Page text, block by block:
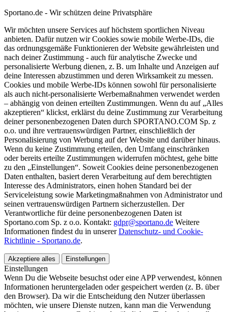
Sportano.de - Wir schützen deine Privatsphäre
Wir möchten unsere Services auf höchstem sportlichen Niveau
anbieten. Dafür nutzen wir Cookies sowie mobile Werbe-IDs, die
das ordnungsgemäße Funktionieren der Website gewährleisten und
nach deiner Zustimmung - auch für analytische Zwecke und
personalisierte Werbung dienen, z. B. um Inhalte und Anzeigen auf
deine Interessen abzustimmen und deren Wirksamkeit zu messen.
Cookies und mobile Werbe-IDs können sowohl für personalisierte
als auch nicht-personalisierte Werbemaßnahmen verwendet werden
– abhängig von deinen erteilten Zustimmungen. Wenn du auf „Alles
akzeptieren“ klickst, erklärst du deine Zustimmung zur Verarbeitung
deiner personenbezogenen Daten durch SPORTANO.COM Sp. z
o.o. und ihre vertrauenswürdigen Partner, einschließlich der
Personalisierung von Werbung auf der Website und darüber hinaus.
Wenn du keine Zustimmung erteilen, den Umfang einschränken
oder bereits erteilte Zustimmungen widerrufen möchtest, gehe bitte
zu den „Einstellungen“. Soweit Cookies deine personenbezogenen
Daten enthalten, basiert deren Verarbeitung auf dem berechtigten
Interesse des Administrators, einen hohen Standard bei der
Serviceleistung sowie Marketingmaßnahmen von Administrator und
seinen vertrauenswürdigen Partnern sicherzustellen. Der
Verantwortliche für deine personenbezogenen Daten ist
Sportano.com Sp. z o.o. Kontakt: gdpr@sportano.de Weitere
Informationen findest du in unsererDatenschutz- und Cookie-
Richtlinie - Sportano.de.
Akzeptiere alles Einstellungen
Einstellungen
Wenn Du die Webseite besuchst oder eine APP verwendest, können
Informationen heruntergeladen oder gespeichert werden (z. B. über
den Browser). Da wir die Entscheidung den Nutzer überlassen
möchten, wie unsere Dienste nutzen, kann man die Verwendung